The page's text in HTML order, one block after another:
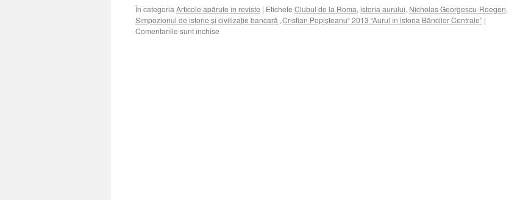
În categoria Articole apărute în reviste | Etichete Clubul de la Roma, istoria aurului, Nicholas Georgescu-Roegen,
Simpozionul de istorie şi civilizaţie bancară „Cristian Popişteanu“ 2013 “Aurul în istoria Băncilor Centrale” |
Comentariile sunt închise